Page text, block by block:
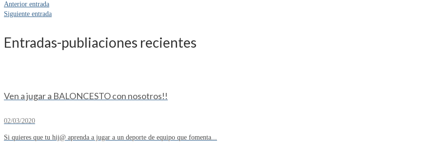
Anterior entrada
Siguiente entrada
Entradas-publiaciones recientes
Ven a jugar a BALONCESTO con nosotros!!
02/03/2020
Si quieres que tu hij@ aprenda a jugar a un deporte de equipo que fomenta...